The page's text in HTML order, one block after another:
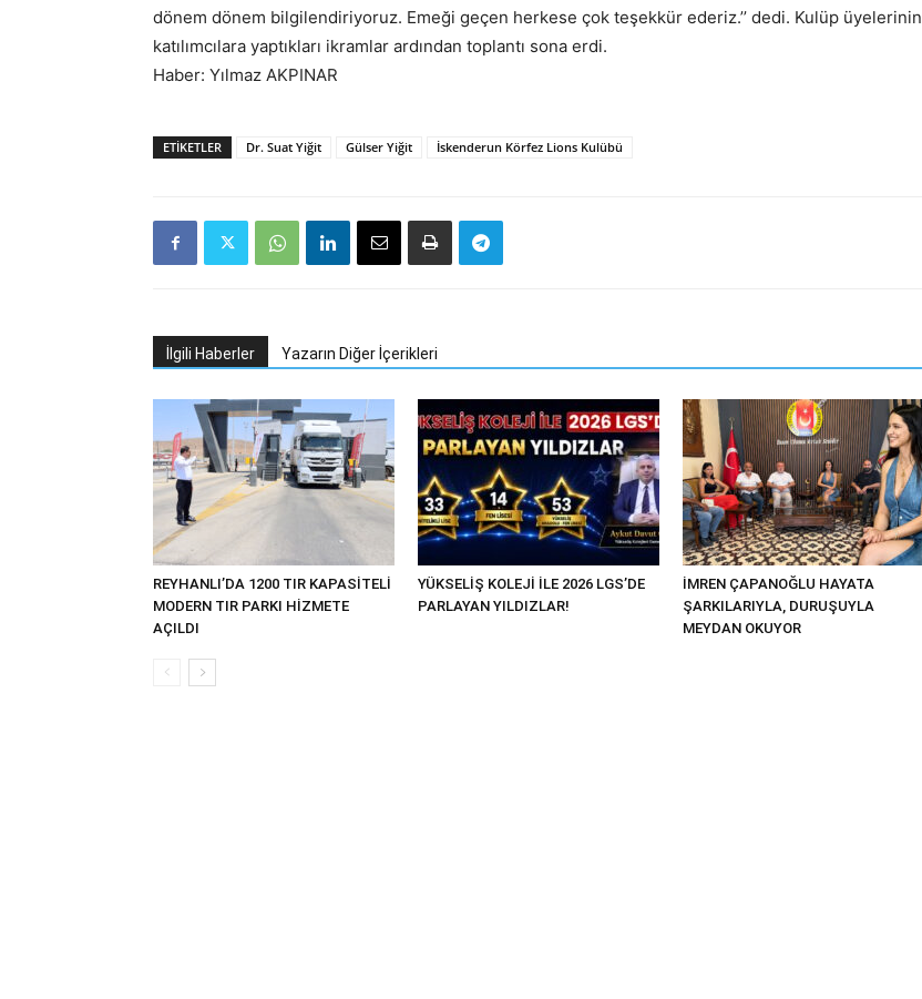
dönem dönem bilgilendiriyoruz. Emeği geçen herkese çok teşekkür ederiz.’’ dedi. Kulüp üyelerinin
katılımcılara yaptıkları ikramlar ardından toplantı sona erdi.
Haber: Yılmaz AKPINAR
ETIKETLER Dr. Suat Yiğit Gülser Yiğit İskenderun Körfez Lions Kulübü
İlgili Haberler Yazarın Diğer İçerikleri
REYHANLI’DA 1200 TIR KAPASİTELİ
MODERN TIR PARKI HİZMETE
AÇILDI
YÜKSELİŞ KOLEJİ İLE 2026 LGS’DE
PARLAYAN YILDIZLAR!
İMREN ÇAPANOĞLU HAYATA
ŞARKILARIYLA, DURUŞUYLA
MEYDAN OKUYOR